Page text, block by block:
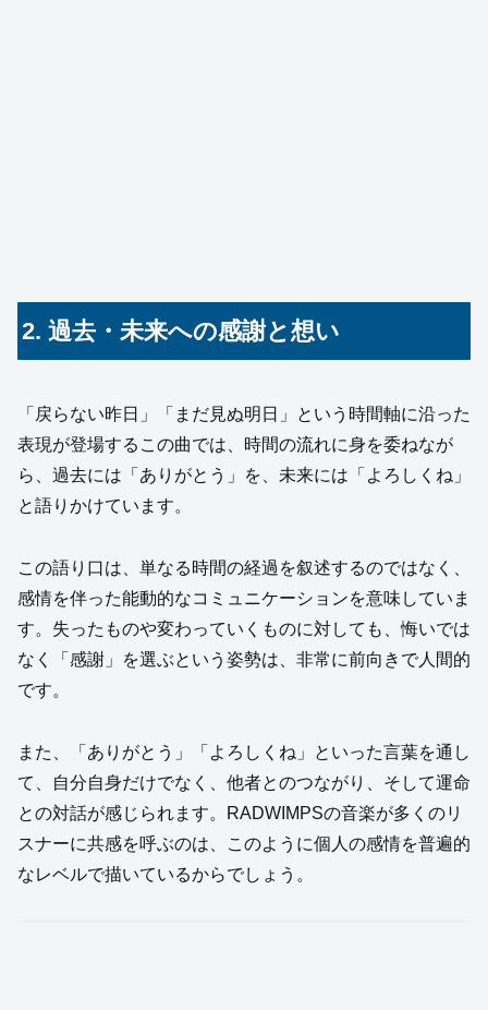
2. 過去・未来への感謝と想い
「戻らない昨日」「まだ見ぬ明日」という時間軸に沿った
表現が登場するこの曲では、時間の流れに身を委ねなが
ら、過去には「ありがとう」を、未来には「よろしくね」
と語りかけています。
この語り口は、単なる時間の経過を叙述するのではなく、
感情を伴った能動的なコミュニケーションを意味していま
す。失ったものや変わっていくものに対しても、悔いでは
なく「感謝」を選ぶという姿勢は、非常に前向きで人間的
です。
また、「ありがとう」「よろしくね」といった言葉を通し
て、自分自身だけでなく、他者とのつながり、そして運命
との対話が感じられます。RADWIMPSの音楽が多くのリ
スナーに共感を呼ぶのは、このように個人の感情を普遍的
なレベルで描いているからでしょう。